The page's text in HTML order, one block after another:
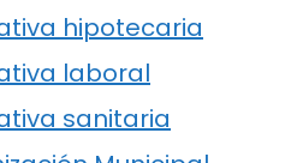
hipotecaria
laboral
sanitaria